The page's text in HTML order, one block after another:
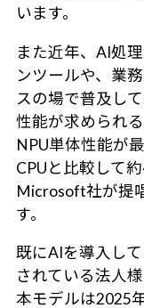
います。
また近年、AI処
ンツールや、業
スの場で普及し
性能が求められ
NPU単体性能が
CPUと比較して
Microsoft社が提
す。
既にAIを導入し
されている法人
本モデルは2025